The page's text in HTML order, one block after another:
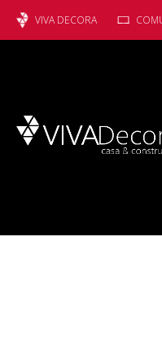
VIVA DECORA